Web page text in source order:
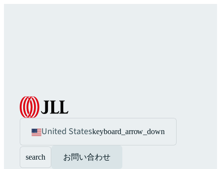
United Stateskeyboard_arrow_down
search お問い合わせ